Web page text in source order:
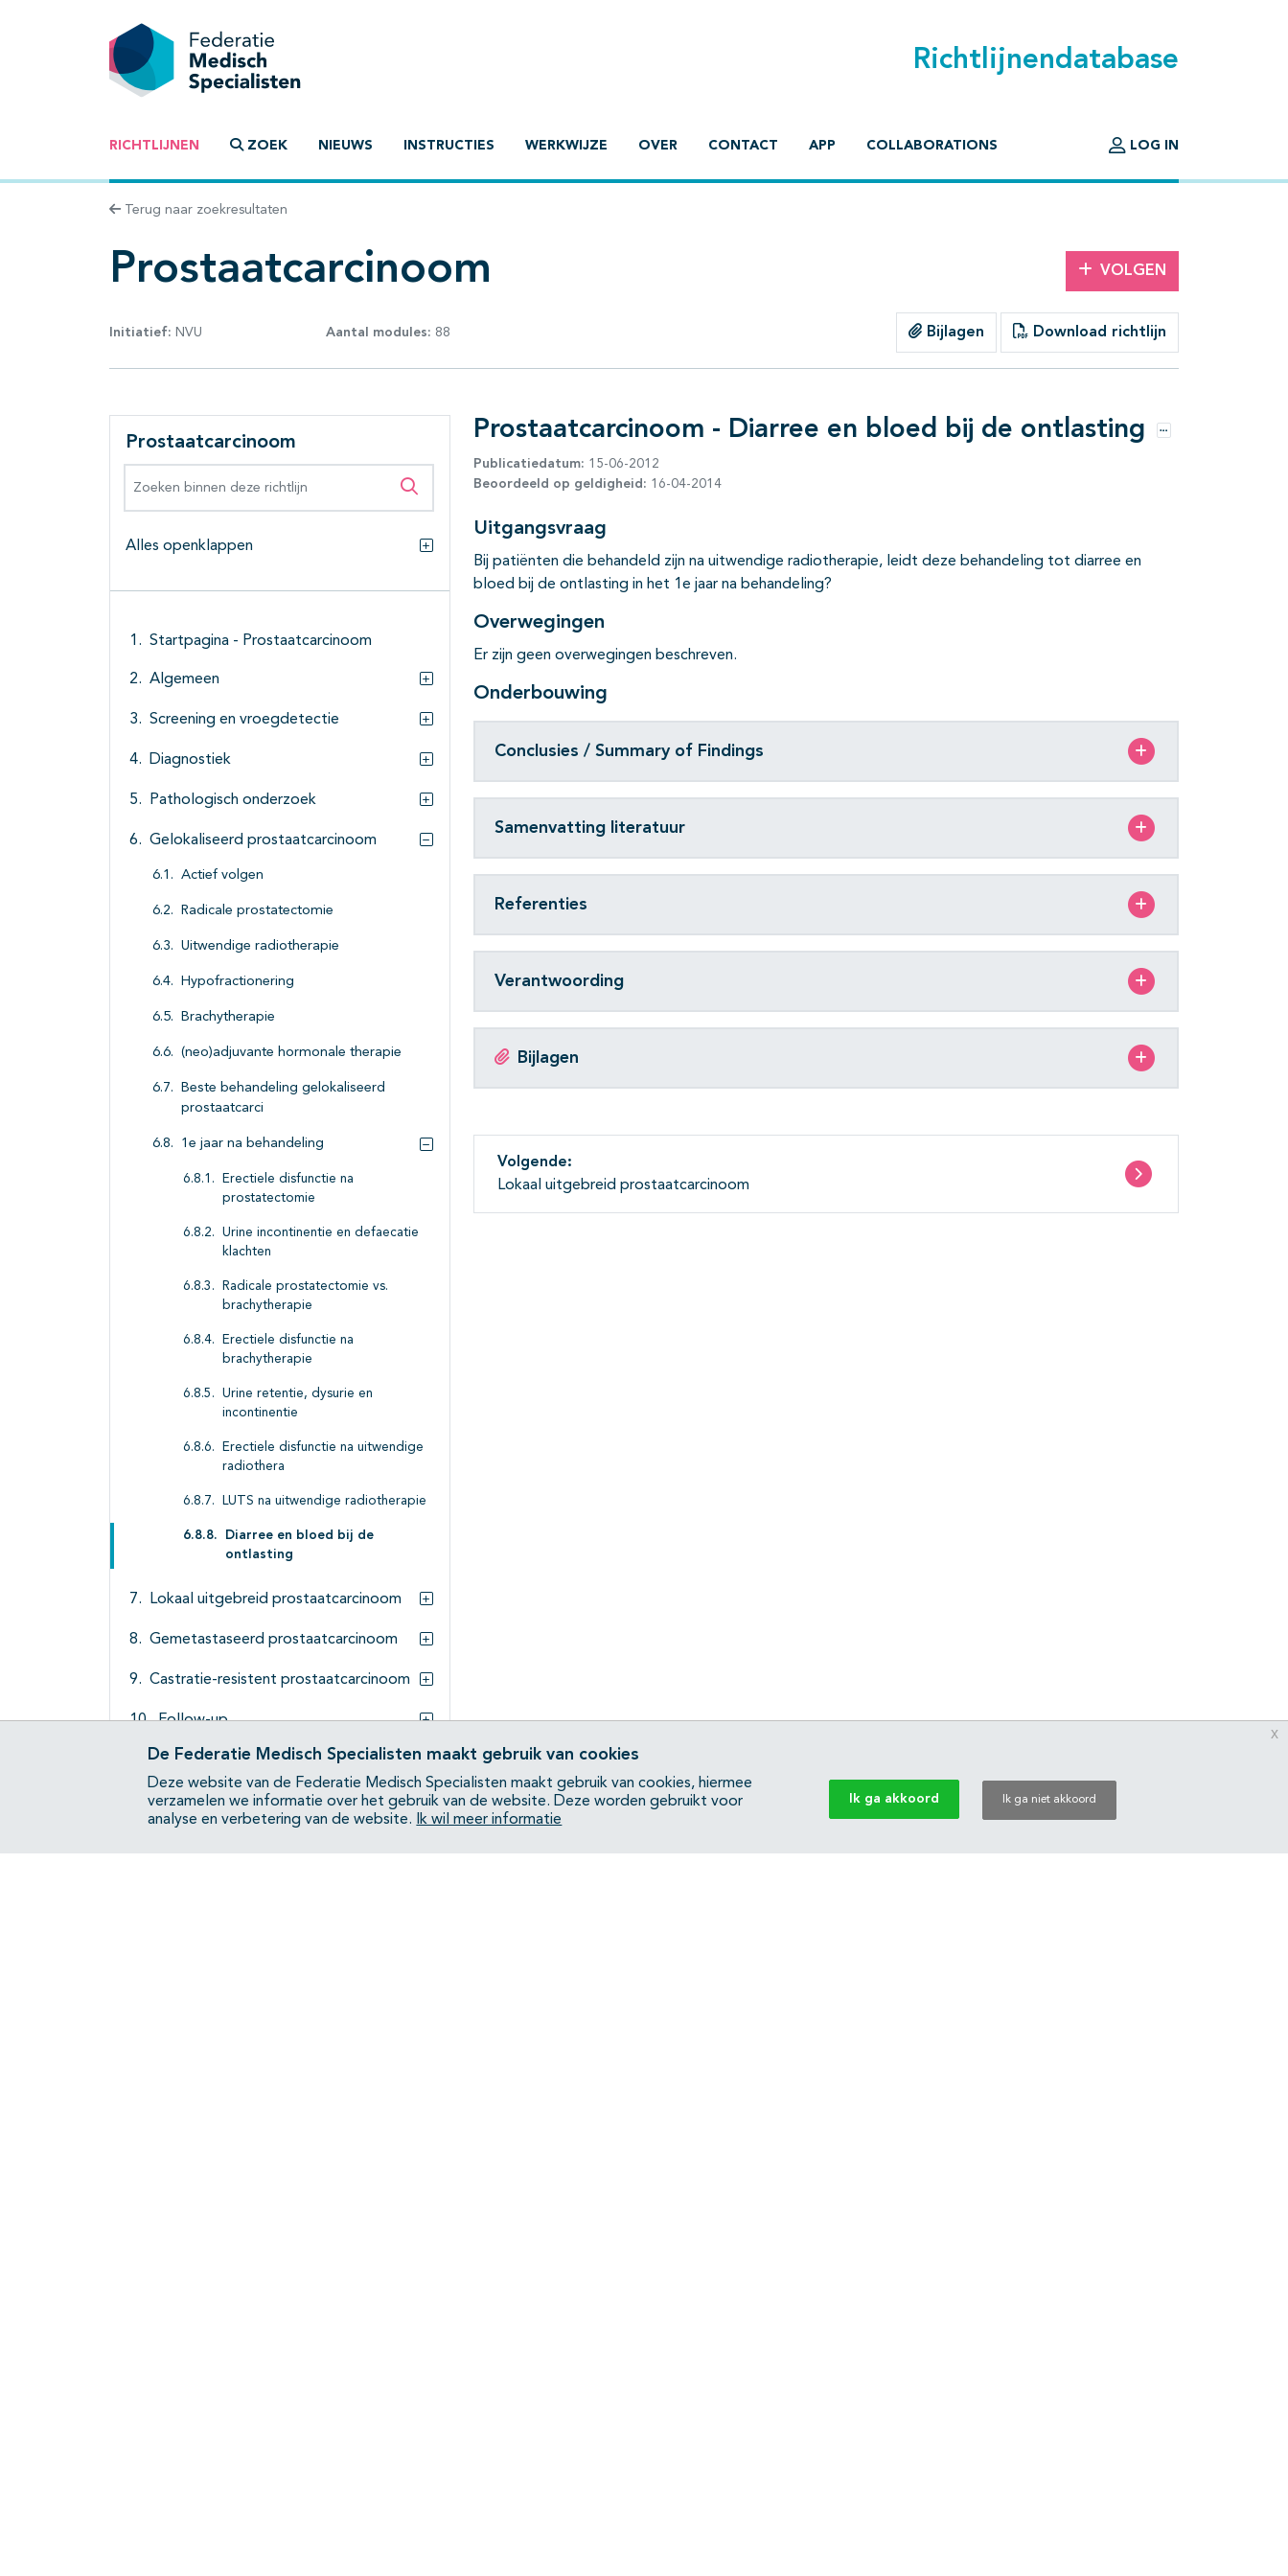
Richtlijnendatabase
RICHTLIJNEN ZOEK NIEUWS INSTRUCTIES WERKWIJZE OVER CONTACT APP COLLABORATIONS LOG IN
Terug naar zoekresultaten
Prostaatcarcinoom VOLGEN
Initiatief: NVU Aantal modules: 88 Bijlagen Download richtlijn
Prostaatcarcinoom
Zoeken binnen deze richtlijn
Alles openklappen
Alles openklappen
Startpagina - Prostaatcarcinoom
Algemeen
Subpagina's open- en dichtklappen
Screening en vroegdetectie
Subpagina's open- en dichtklappen
Diagnostiek
Subpagina's open- en dichtklappen
Pathologisch onderzoek
Subpagina's open- en dichtklappen
Gelokaliseerd prostaatcarcinoom
Subpagina's open- en dichtklappen
Actief volgen
Radicale prostatectomie
Uitwendige radiotherapie
Hypofractionering
Brachytherapie
(neo)adjuvante hormonale therapie
Beste behandeling gelokaliseerd
prostaatcarci
1e jaar na behandeling
Subpagina's open- en dichtklappen
Erectiele disfunctie na
prostatectomie
Urine incontinentie en defaecatie
klachten
Radicale prostatectomie vs.
brachytherapie
Erectiele disfunctie na
brachytherapie
Urine retentie, dysurie en
incontinentie
Erectiele disfunctie na uitwendige
radiothera
LUTS na uitwendige radiotherapie
Diarree en bloed bij de
ontlasting
Lokaal uitgebreid prostaatcarcinoom
Gemetastaseerd prostaatcarcinoom
Castratie-resistent prostaatcarcinoom
Follow-up
Subpagina's open- en dichtklappen
Lokaal recidief
Subpagina's open- en dichtklappen
Seksuele Gezondheid
Subpagina's open- en dichtklappen
Prostaatcarcinoom - Diarree en bloed bij de ontlasting Opties
Publicatiedatum: 15-06-2012
Beoordeeld op geldigheid: 16-04-2014
Uitgangsvraag
Bij patiënten die behandeld zijn na uitwendige radiotherapie, leidt deze behandeling tot diarree en
bloed bij de ontlasting in het 1e jaar na behandeling?
Overwegingen
Er zijn geen overwegingen beschreven.
Onderbouwing
Conclusies / Summary of Findings
Samenvatting literatuur
Referenties
Verantwoording
Bijlagen
Volgende:
Lokaal uitgebreid prostaatcarcinoom
De Federatie Medisch Specialisten maakt gebruik van cookies
Deze website van de Federatie Medisch Specialisten maakt gebruik van cookies, hiermee
verzamelen we informatie over het gebruik van de website. Deze worden gebruikt voor
analyse en verbetering van de website.
Ik wil meer informatie
Ik ga akkoord Ik ga niet akkoord
x